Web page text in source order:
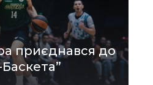
приєднався до